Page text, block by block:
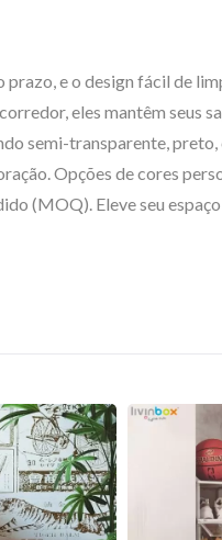
e o design fácil de
eles mantêm seus
semi-transparente, preto,
Opções de cores
(MOQ). Eleve seu